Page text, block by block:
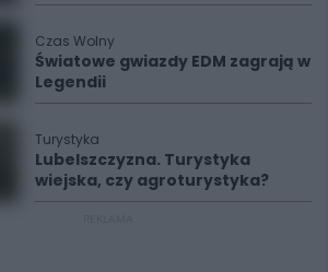
Czas Wolny
Światowe gwiazdy EDM zagrają w
Legendii
Turystyka
Lubelszczyzna. Turystyka
wiejska, czy agroturystyka?